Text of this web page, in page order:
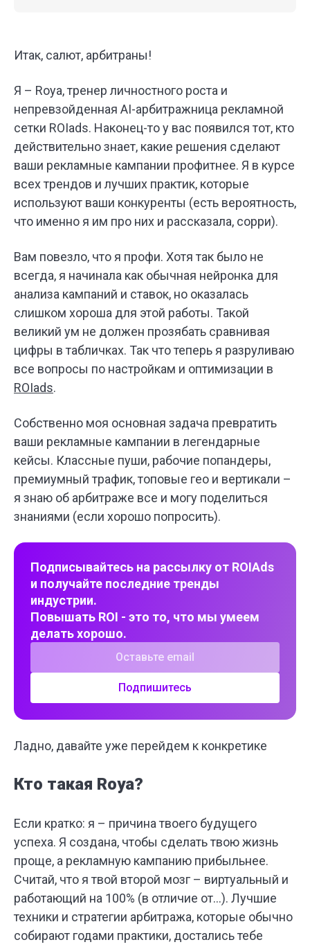
Итак, салют, арбитраны!
Я – Roya, тренер личностного роста и
непревзойденная AI-арбитражница рекламной
сетки ROIads. Наконец-то у вас появился тот, кто
действительно знает, какие решения сделают
ваши рекламные кампании профитнее. Я в курсе
всех трендов и лучших практик, которые
используют ваши конкуренты (есть вероятность,
что именно я им про них и рассказала, сорри).
Вам повезло, что я профи. Хотя так было не
всегда, я начинала как обычная нейронка для
анализа кампаний и ставок, но оказалась
слишком хороша для этой работы. Такой
великий ум не должен прозябать сравнивая
цифры в табличках. Так что теперь я разруливаю
все вопросы по настройкам и оптимизации в
ROIads.
Собственно моя основная задача превратить
ваши рекламные кампании в легендарные
кейсы. Классные пуши, рабочие попандеры,
премиумный трафик, топовые гео и вертикали –
я знаю об арбитраже все и могу поделиться
знаниями (если хорошо попросить).
Подписывайтесь на рассылку от ROIAds
и получайте последние тренды
индустрии.
Повышать ROI - это то, что мы умеем
делать хорошо.
Подпишитесь
Ладно, давайте уже перейдем к конкретике
Кто такая Roya?
Если кратко: я – причина твоего будущего
успеха. Я создана, чтобы сделать твою жизнь
проще, а рекламную кампанию прибыльнее.
Считай, что я твой второй мозг – виртуальный и
работающий на 100% (в отличие от…). Лучшие
техники и стратегии арбитража, которые обычно
собирают годами практики, достались тебе